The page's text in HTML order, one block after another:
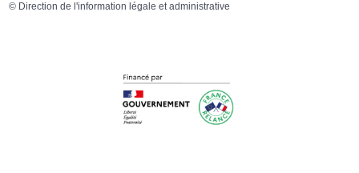
© Direction de l'information légale et administrative